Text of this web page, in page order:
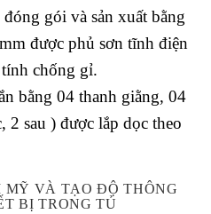
gói và sản xuất bằng
được phủ sơn tĩnh điện
chống gỉ.
bằng 04 thanh giằng, 04
2 sau ) được lắp dọc theo
VÀ TẠO ĐỘ THÔNG
BỊ TRONG TỦ